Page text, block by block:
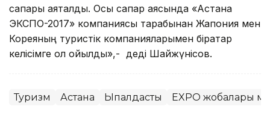
сапары аяқталды. Осы сапар аясында «Астана
ЭКСПО-2017» компаниясы тарабынан Жапония мен
Кореяның туристік компанияларымен бірқатар
келісімге қол қойылды»,- деді Шайжүнісов.
Туризм Астана Ықпалдастық EXPO жобалары